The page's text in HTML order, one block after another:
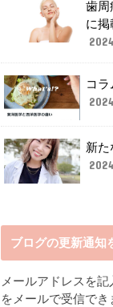
歯周
に掲
コ
新た
ブログの更新通知
メールアドレスを
をメールで受信でき